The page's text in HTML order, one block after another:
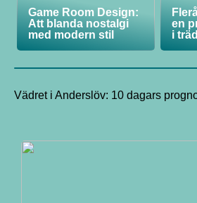
Game Room Design:
Att blanda nostalgi
med modern stil
en
i
Vädret i Anderslöv: 10 dagars